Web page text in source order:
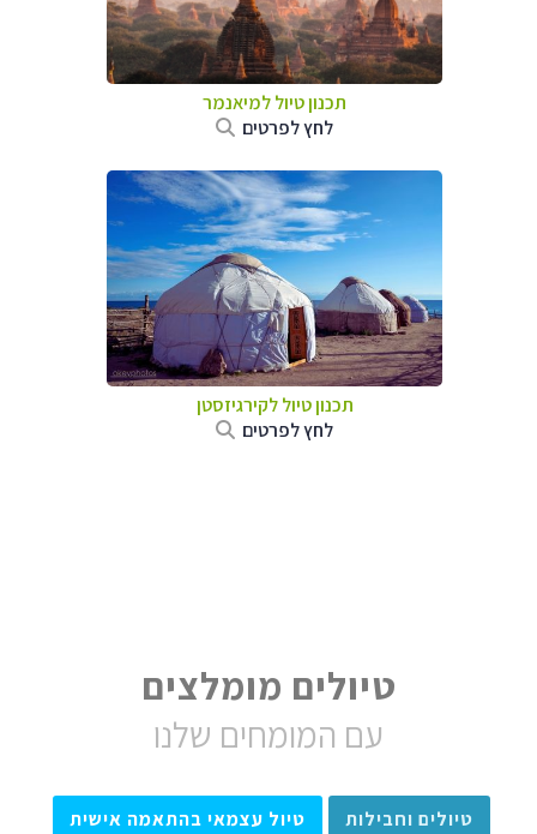
תכנון טיוללמיאנמר
לחץ לפרטים
תכנון טיוללקירגיזסטן
לחץ לפרטים
טיולים מומלצים
עם המומחים שלנו
טיולים וחבילות טיול עצמאי בהתאמה אישית